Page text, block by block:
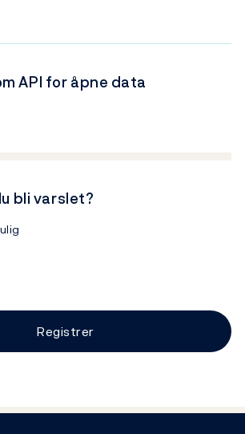
API for åpne data
bli varslet?